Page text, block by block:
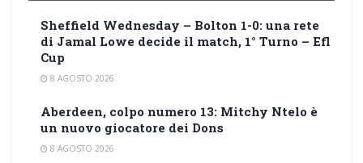
Sheffield Wednesday – Bolton 1-0: una rete
di Jamal Lowe decide il match, 1° Turno – Efl
Cup
8 AGOSTO 2026
Aberdeen, colpo numero 13: Mitchy Ntelo è
un nuovo giocatore dei Dons
8 AGOSTO 2026